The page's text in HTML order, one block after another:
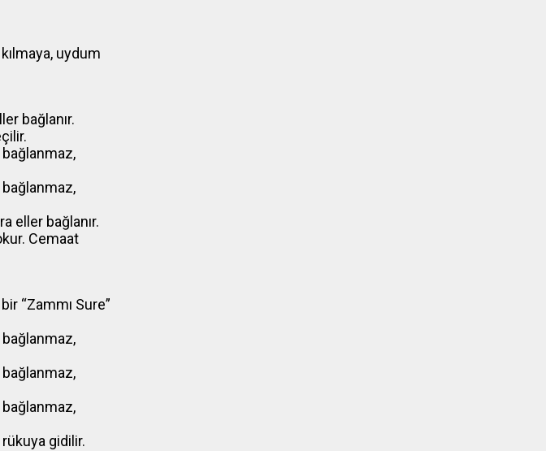
uydum
bağlanır.
bağlanmaz,
bağlanmaz,
eller bağlanır.
Cemaat
“Zammı Sure”
bağlanmaz,
bağlanmaz,
bağlanmaz,
gidilir.